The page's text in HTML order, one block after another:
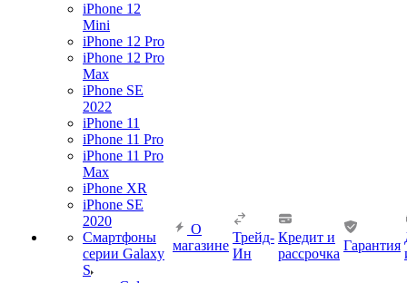
iPhone 12
Mini
iPhone 12 Pro
iPhone 12 Pro
Max
iPhone SE
2022
iPhone 11
iPhone 11 Pro
iPhone 11 Pro
Max
iPhone XR
iPhone SE
2020
Смартфоны
серии Galaxy
S
О
магазине
Трейд-
Ин
Кредит и
рассрочка
Гарантия